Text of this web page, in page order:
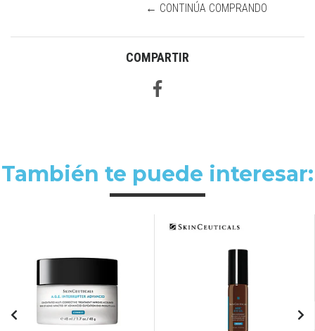
← CONTINÚA COMPRANDO
COMPARTIR
También te puede interesar: